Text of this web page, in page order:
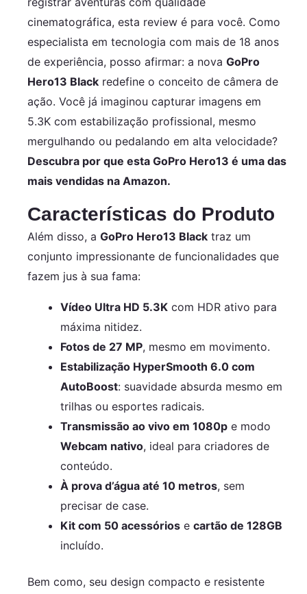
cinematográfica, esta review é para você. Como
especialista em tecnologia com mais de 18 anos
de experiência, posso afirmar: a nova GoPro
Hero13 Black redefine o conceito de câmera de
ação. Você já imaginou capturar imagens em
5.3K com estabilização profissional, mesmo
mergulhando ou pedalando em alta velocidade?
Descubra por que esta GoPro Hero13 é uma das
mais vendidas na Amazon.
Características do Produto
Além disso, a GoPro Hero13 Black traz um
conjunto impressionante de funcionalidades que
fazem jus à sua fama:
Vídeo Ultra HD 5.3K com HDR ativo para
máxima nitidez.
Fotos de 27 MP, mesmo em movimento.
Estabilização HyperSmooth 6.0 com
AutoBoost: suavidade absurda mesmo em
trilhas ou esportes radicais.
Transmissão ao vivo em 1080p e modo
Webcam nativo, ideal para criadores de
conteúdo.
À prova d’água até 10 metros, sem
precisar de case.
Kit com 50 acessórios e cartão de 128GB
incluído.
Bem como, seu design compacto e resistente